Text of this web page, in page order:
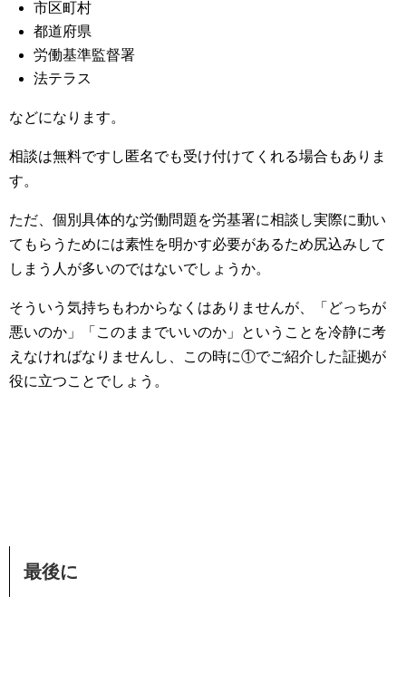
市区町村
都道府県
労働基準監督署
法テラス
などになります。
相談は無料ですし匿名でも受け付けてくれる場合もありま
す。
ただ、個別具体的な労働問題を労基署に相談し実際に動い
てもらうためには素性を明かす必要があるため尻込みして
しまう人が多いのではないでしょうか。
そういう気持ちもわからなくはありませんが、「どっちが
悪いのか」「このままでいいのか」ということを冷静に考
えなければなりませんし、この時に①でご紹介した証拠が
役に立つことでしょう。
最後に